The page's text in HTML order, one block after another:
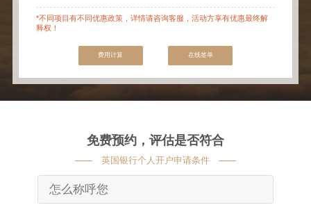
*不同项目有不同优惠政策，详情请咨询客服，活动方享有优惠最终解
释权！
费用计算 在线签单
免费预约，评估是否符合
英国银行个人开户申请条件